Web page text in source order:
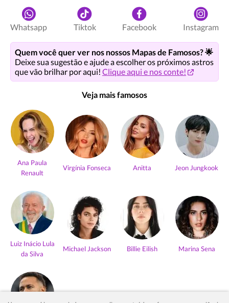
Whatsapp Tiktok Facebook Instagram
Quem você quer ver nos nossos Mapas de Famosos? 🌟
Deixe sua sugestão e ajude a escolher os próximos astros
que vão brilhar por aqui! Clique aqui e nos conte!
Veja mais famosos
Ana Paula
Renault
Virgínia Fonseca Anitta Jeon Jungkook
Luiz Inácio Lula
da Silva
Michael Jackson Billie Eilish Marina Sena